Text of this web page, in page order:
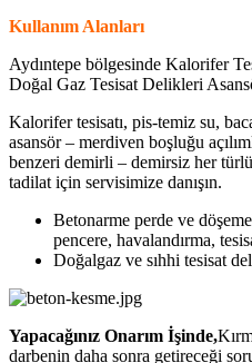
Kullanım Alanları
Aydıntepe bölgesinde Kalorifer
Doğal Gaz Tesisat Delikleri
Kalorifer tesisatı, pis-temiz su,
asansör – merdiven boşluğu
benzeri demirli – demirsiz her
tadilat için servisimize danışın.
Betonarme perde ve
pencere, havalandırma,
Doğalgaz ve sıhhi tesisat
Yapacağınız Onarım İşinde,
darbenin daha sonra getireceği